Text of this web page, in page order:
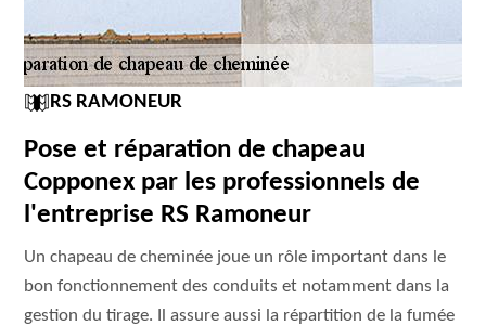
RS RAMONEUR
Pose et réparation de chapeau
Copponex par les professionnels de
l'entreprise RS Ramoneur
Un chapeau de cheminée joue un rôle important dans le
bon fonctionnement des conduits et notamment dans la
gestion du tirage. Il assure aussi la répartition de la fumée